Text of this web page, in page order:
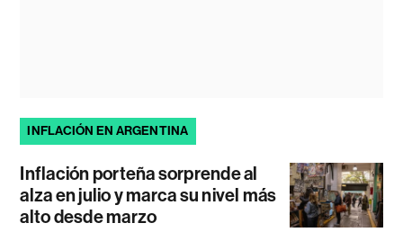
INFLACIÓN EN ARGENTINA
Inflación porteña sorprende al
alza en julio y marca su nivel más
alto desde marzo